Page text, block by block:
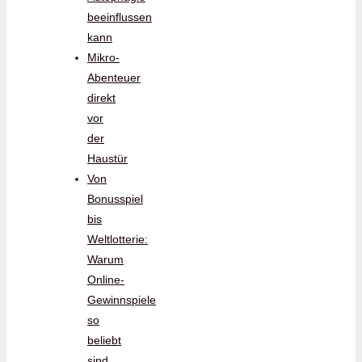
beeinflussen
kann
Mikro-
Abenteuer
direkt
vor
der
Haustür
Von
Bonusspiel
bis
Weltlotterie:
Warum
Online-
Gewinnspiele
so
beliebt